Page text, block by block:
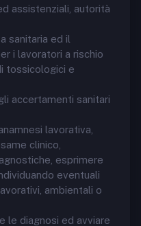
assistenziali, autorità
sanitaria ed il
i lavoratori a rischio
tossicologici e
accertamenti sanitari
lavorativa,
clinico,
esprimere
eventuali
ambientali o
le diagnosi ed avviare